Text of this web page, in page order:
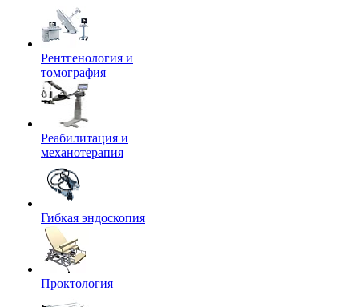
Рентгенология и
томография
Реабилитация и
механотерапия
Гибкая эндоскопия
Проктология